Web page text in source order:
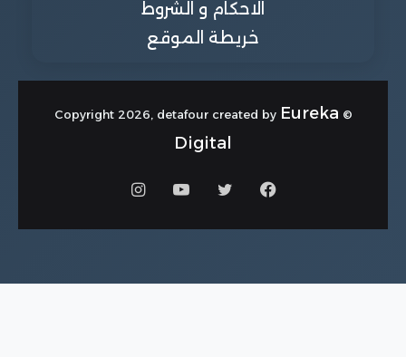
الاحكام و الشروط
خريطة الموقع
© Copyright 2026, detafour created by
Eureka
Digital
فيسبوكتويتر يوتيوبانستقرام